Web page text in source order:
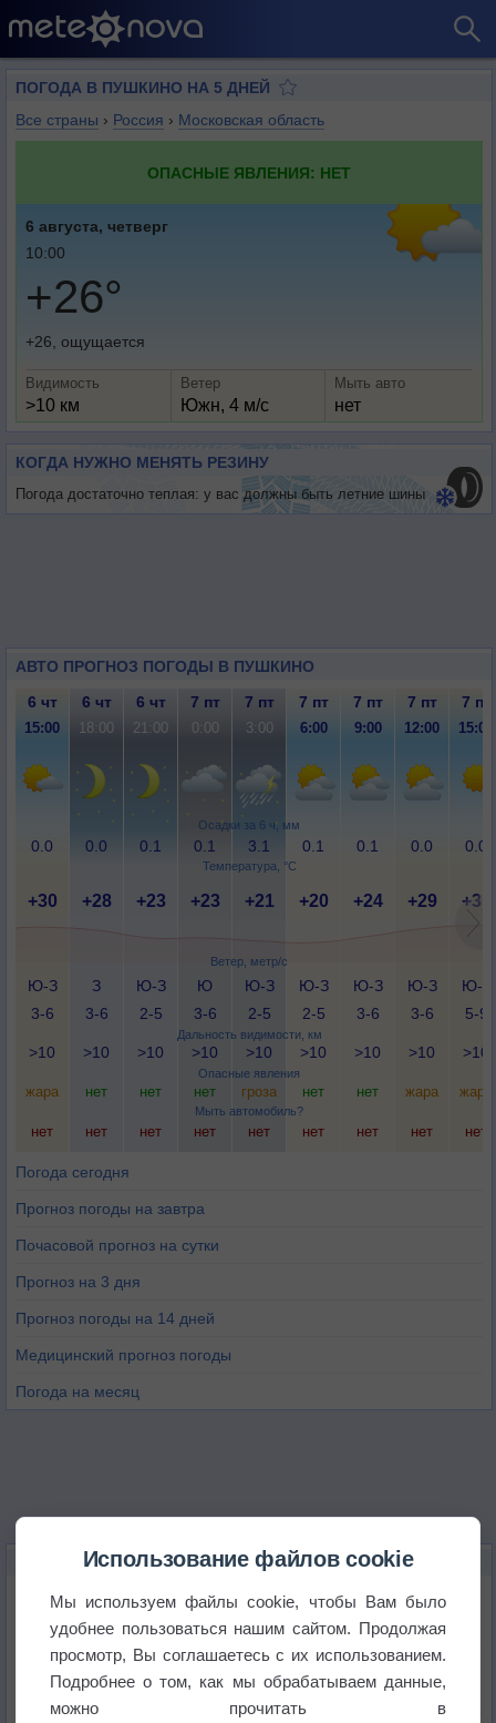
ПОГОДА В ПУШКИНО НА 5 ДНЕЙ
Все страны › Россия › Московская область
ОПАСНЫЕ ЯВЛЕНИЯ: НЕТ
6 августа, четверг
10:00
+26°
+26, ощущается
Видимость
>10 км
Ветер
Южн, 4 м/с
Мыть авто
нет
КОГДА НУЖНО МЕНЯТЬ РЕЗИНУ
Погода достаточно теплая: у вас должны быть летние шины
АВТО ПРОГНОЗ ПОГОДЫ В ПУШКИНО
Осадки за 6 ч, мм
Температура, °C
Ветер, метр/с
Дальность видимости, км
Опасные явления
Мыть автомобиль?
6 чт 6 чт 6 чт 7 пт 7 пт 7 пт 7 пт 7 пт 7 пт
15:00 18:00 21:00 0:00 3:00 6:00 9:00 12:00 15:00
0.0 0.0 0.1 0.1 3.1 0.1 0.1 0.0 0.0
+30 +28 +23 +23 +21 +20 +24 +29 +31
Ю-З
3-6
З
3-6
Ю-З
2-5
Ю
3-6
Ю-З
2-5
Ю-З
2-5
Ю-З
3-6
Ю-З
3-6
Ю-З
5-9
>10 >10 >10 >10 >10 >10 >10 >10 >10
жара нет нет нет гроза нет нет жара жара
нет нет нет нет нет нет нет нет нет
Погода сегодня
Прогноз погоды на завтра
Почасовой прогноз на сутки
Прогноз на 3 дня
Прогноз погоды на 14 дней
Медицинский прогноз погоды
Погода на месяц
НОВОЕ О ПОГОДЕ
Погода в Екатеринбурге 6 августа
Погода в Краснодаре 6 августа
Использование файлов cookie
Мы используем файлы cookie, чтобы Вам было
удобнее пользоваться нашим сайтом. Продолжая
просмотр, Вы соглашаетесь с их использованием.
Подробнее о том, как мы обрабатываем данные,
можно прочитать в